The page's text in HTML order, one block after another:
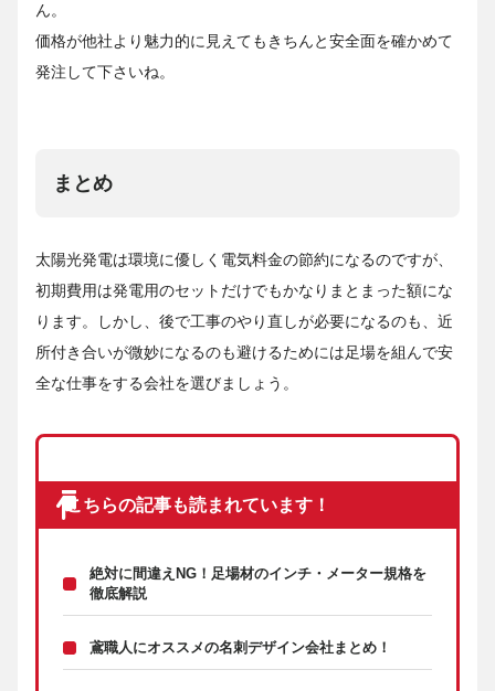
ん。
価格が他社より魅力的に見えてもきちんと安全面を確かめて
発注して下さいね。
まとめ
太陽光発電は環境に優しく電気料金の節約になるのですが、
初期費用は発電用のセットだけでもかなりまとまった額にな
ります。しかし、後で工事のやり直しが必要になるのも、近
所付き合いが微妙になるのも避けるためには足場を組んで安
全な仕事をする会社を選びましょう。
こちらの記事も読まれています！
絶対に間違えNG！足場材のインチ・メーター規格を
徹底解説
鳶職人にオススメの名刺デザイン会社まとめ！